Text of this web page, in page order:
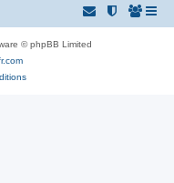
© phpBB Limited